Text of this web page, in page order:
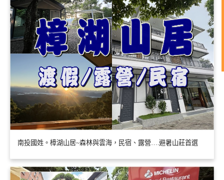
南投國姓。樟湖山居~森林與雲海，民宿、露營….避暑山莊首選